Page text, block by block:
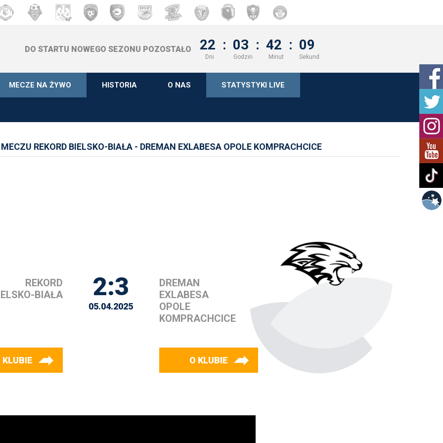
DO STARTU NOWEGO SEZONU POZOSTAŁO 22 : 03 : 42 : 08
Dni Godzin Minut Sekund
MECZE NA ŻYWO HISTORIA O NAS STATYSTYKI LIVE
REKORD BIELSKO-BIAŁA - DREMAN EXLABESA OPOLE KOMPRACHCICE
REKORD
BIAŁA
KLUBIE
2:3
05.04.2025
DREMAN
EXLABESA
OPOLE
KOMPRACHCICE
O KLUBIE